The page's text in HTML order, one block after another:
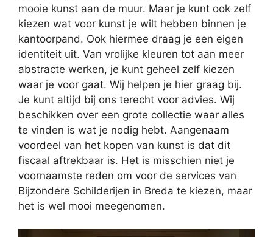
mooie kunst aan de muur. Maar je kunt ook zelf
kiezen wat voor kunst je wilt hebben binnen je
kantoorpand. Ook hiermee draag je een eigen
identiteit uit. Van vrolijke kleuren tot aan meer
abstracte werken, je kunt geheel zelf kiezen
waar je voor gaat. Wij helpen je hier graag bij.
Je kunt altijd bij ons terecht voor advies. Wij
beschikken over een grote collectie waar alles
te vinden is wat je nodig hebt. Aangenaam
voordeel van het kopen van kunst is dat dit
fiscaal aftrekbaar is. Het is misschien niet je
voornaamste reden om voor de services van
Bijzondere Schilderijen in Breda te kiezen, maar
het is wel mooi meegenomen.